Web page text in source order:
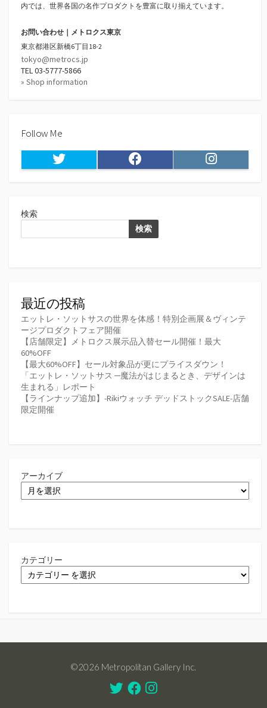
内では、世界各国の名作プロダクトを豊富に取り揃えています。
お問い合わせ｜メトロクス東京
東京都港区新橋6丁目18-2
tokyo@metrocs.jp
TEL 03-5777-5866
» Shop information
Follow Me
Twitter Facebook Instagram
検索
検索
最近の投稿
エットレ・ソットサスの世界を体感！特別企画展＆ヴィンテ
ージプロダクトフェア開催
【店舗限定】メトロクス展示品入替セール開催！最大
60%OFF
【最大60%OFF】セール対象品が更にプライスダウン！
「エットレ・ソットサス ─魔法がはじまるとき、デザインは
生まれる」レポート
【ラインナップ追加】-Rikiウォッチ デッドストックSALE-店舗
限定開催
アーカイブ
カテゴリー
©2026 Metropolitan Gallery Inc.
TwitterFacebook
Instagram